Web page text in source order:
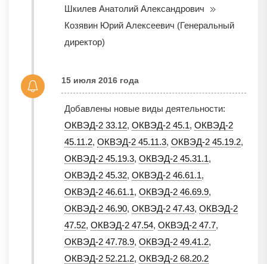
Шкилев Анатолий Александрович
Козявин Юрий Алексеевич (Генеральный
директор)
15 июля 2016 года
Добавлены новые виды деятельности:
ОКВЭД-2 33.12, ОКВЭД-2 45.1, ОКВЭД-2
45.11.2, ОКВЭД-2 45.11.3, ОКВЭД-2 45.19.2,
ОКВЭД-2 45.19.3, ОКВЭД-2 45.31.1,
ОКВЭД-2 45.32, ОКВЭД-2 46.61.1,
ОКВЭД-2 46.61.1, ОКВЭД-2 46.69.9,
ОКВЭД-2 46.90, ОКВЭД-2 47.43, ОКВЭД-2
47.52, ОКВЭД-2 47.54, ОКВЭД-2 47.7,
ОКВЭД-2 47.78.9, ОКВЭД-2 49.41.2,
ОКВЭД-2 52.21.2, ОКВЭД-2 68.20.2